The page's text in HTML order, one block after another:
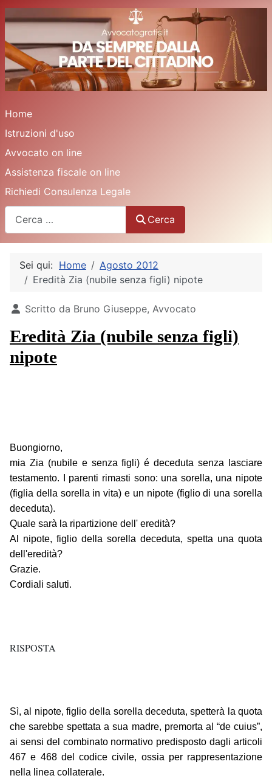
Home
Istruzioni d'uso
Avvocato on line
Assistenza fiscale on line
Richiedi Consulenza Legale
Cerca
Sei qui: Home
Agosto 2012
Eredità Zia (nubile senza figli) nipote
Dettagli
Scritto da Bruno Giuseppe, Avvocato
Eredità Zia (nubile senza figli)
nipote
Buongiorno,
mia Zia (nubile e senza figli) é deceduta senza lasciare
testamento. I parenti rimasti sono: una sorella, una nipote
(figlia della sorella in vita) e un nipote (figlio di una sorella
deceduta).
Quale sarà la ripartizione dell' eredità?
Al nipote, figlio della sorella deceduta, spetta una quota
dell'eredità?
Grazie.
Cordiali saluti.
RISPOSTA
Sì, al nipote, figlio della sorella deceduta, spetterà la quota
che sarebbe spettata a sua madre, premorta al “de cuius”,
ai sensi del combinato normativo predisposto dagli articoli
467 e 468 del codice civile, ossia per rappresentazione
nella linea collaterale.